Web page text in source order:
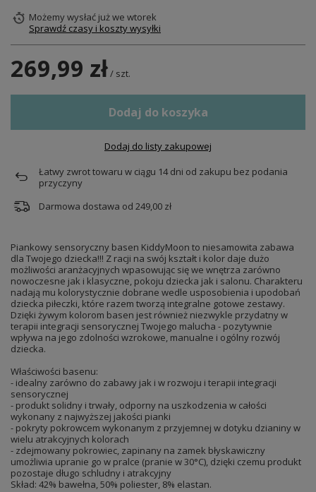
Możemy wysłać jużwe wtorek
Sprawdź czasy i koszty wysyłki
269,99 zł/ szt.
Dodaj do koszyka
Dodaj do listy zakupowej
Łatwy zwrot towaru w ciągu 14dni od zakupu bez podania
przyczyny
Darmowa dostawa od 249,00 zł
Piankowy sensoryczny basen KiddyMoon to niesamowita zabawa
dla Twojego dziecka!!! Z racji na swój kształt i kolor daje dużo
możliwości aranżacyjnych wpasowując się we wnętrza zarówno
nowoczesne jak i klasyczne, pokoju dziecka jak i salonu. Charakteru
nadają mu kolorystycznie dobrane wedle usposobienia i upodobań
dziecka piłeczki, które razem tworzą integralne gotowe zestawy.
Dzięki żywym kolorom basen jest również niezwykle przydatny w
terapii integracji sensorycznej Twojego malucha - pozytywnie
wpływa na jego zdolności wzrokowe, manualne i ogólny rozwój
dziecka.
Właściwości basenu:
- idealny zarówno do zabawy jak i w rozwoju i terapii integracji
sensorycznej
- produkt solidny i trwały, odporny na uszkodzenia w całości
wykonany z najwyższej jakości pianki
- pokryty pokrowcem wykonanym z przyjemnej w dotyku dzianiny w
wielu atrakcyjnych kolorach
- zdejmowany pokrowiec, zapinany na zamek błyskawiczny
umożliwia upranie go w pralce (pranie w 30°C), dzięki czemu produkt
pozostaje długo schludny i atrakcyjny
Skład: 42% bawełna, 50% poliester, 8% elastan.